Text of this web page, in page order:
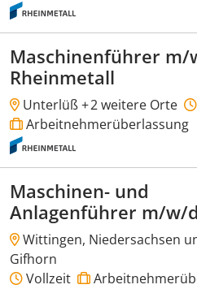
Maschinenführer m/
Rheinmetall
Unterlüß +2 weitere Orte
Arbeitnehmerüberlassung
Maschinen- und
Anlagenführer m/w/d
Wittingen, Niedersachsen
Gifhorn
Vollzeit